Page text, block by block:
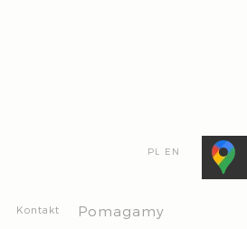
PL EN
Kontakt Pomagamy